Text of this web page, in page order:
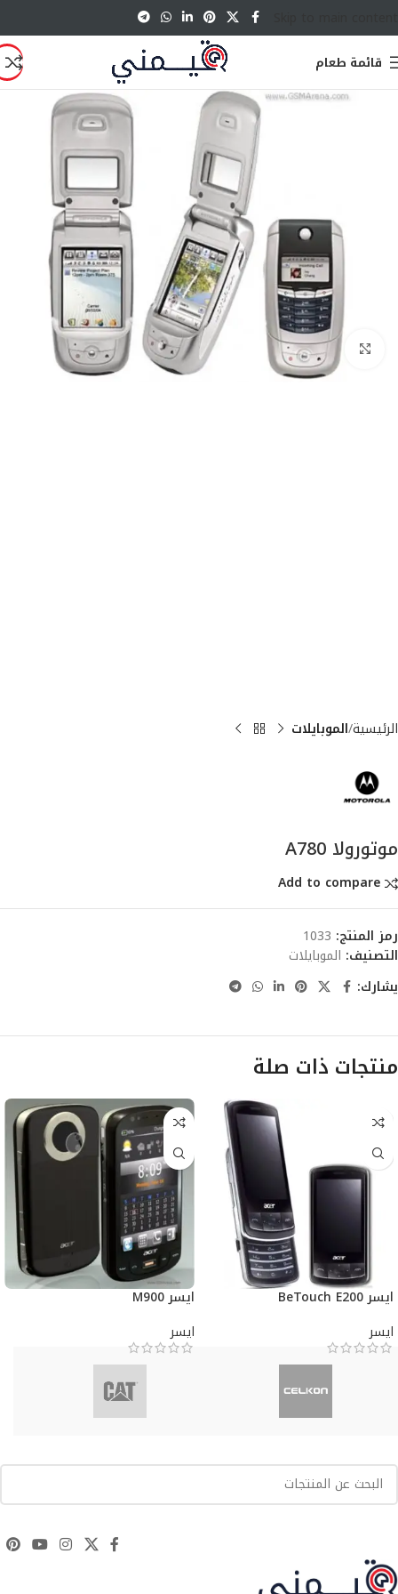
قائمة طعام
انقر للتكبير
الرئيسية الموبايلات
موتورولا A780
Add to compare
رمز المنتج: 1033
التصنيف: الموبايلات
يشارك:
منتجات ذات صلة
ايسر BeTouch E200
ايسر
ايسر M900
ايسر